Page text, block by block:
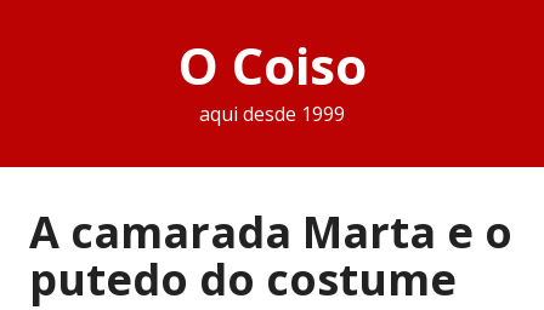
O Coiso
aqui desde 1999
A camarada Marta e o
putedo do costume